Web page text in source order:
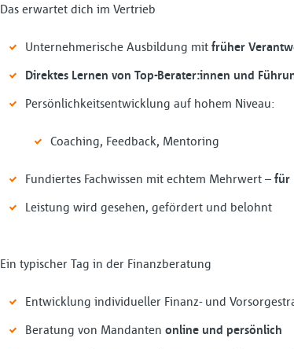
Das erwartet dich im Vertrieb
Unternehmerische Ausbildung mit früher
Direktes Lernen von Top-Berater:innen und
Persönlichkeitsentwicklung auf hohem Niveau:
Coaching, Feedback, Mentoring
Fundiertes Fachwissen mit echtem Mehrwert – für
Leistung wird gesehen, gefördert und belohnt
Ein typischer Tag in der Finanzberatung
Entwicklung individueller Finanz- und
Beratung von Mandanten online und persönlich